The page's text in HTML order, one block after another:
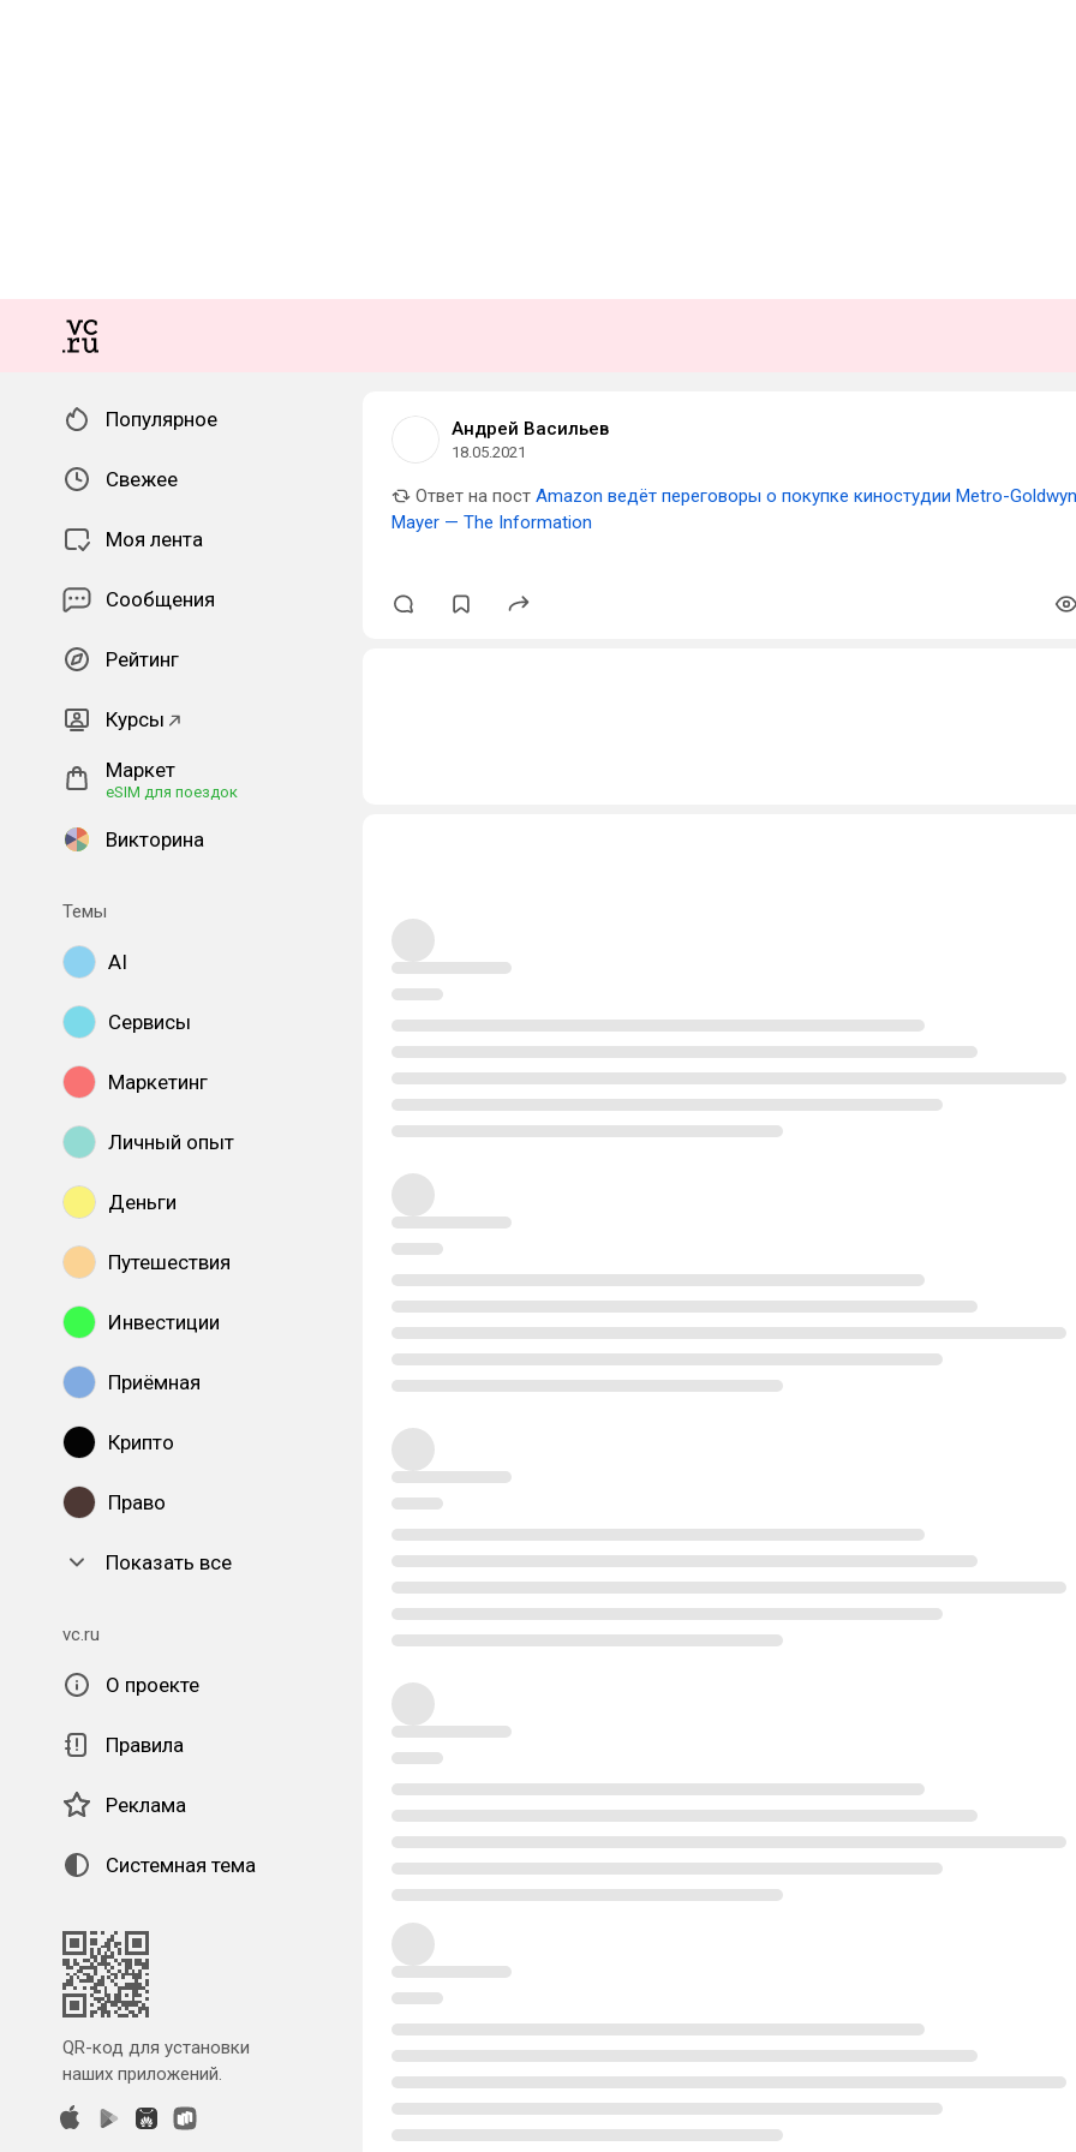
Популярное
Свежее
Моя лента
Сообщения
Рейтинг
Курсы
Маркет
eSIM для поездок
Викторина
Темы
AI
Сервисы
Маркетинг
Личный опыт
Деньги
Путешествия
Инвестиции
Приёмная
Крипто
Право
Показать все
vc.ru
О проекте
Правила
Реклама
Системная тема
QR-код для установки
наших приложений.
Андрей Васильев
18.05.2021
Ответ на пост Amazon ведёт переговоры о покупке киностудии Metro-
Mayer — The Information